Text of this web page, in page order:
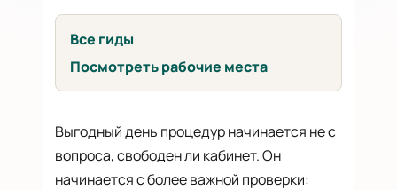
Все гиды
Посмотреть рабочие места
Выгодный день процедур начинается не с
вопроса, свободен ли кабинет. Он
начинается с более важной проверки: